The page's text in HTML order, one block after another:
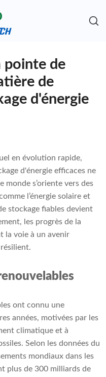
pointe de
de
d'énergie
en évolution rapide,
d'énergie efficaces ne
monde s’oriente vers des
l’énergie solaire et
stockage fiables devient
les progrès de la
la voie à un avenir
ont connu une
années, motivées par les
climatique et à
Selon les données du
mondiaux dans les
plus de 300 milliards de